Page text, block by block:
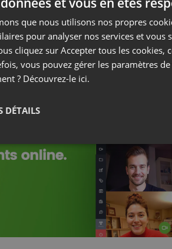
un e-book en quelques minutes,
45-90 minutes de
engagé avec votre contenu, et
fichier qui finira dans la
que nous utilisons nos propres
pour analyser nos services et vous
cliquez sur Accepter tous les cookies,
vous pouvez gérer les paramètres
? Découvrez-le ici.
DÉTAILS